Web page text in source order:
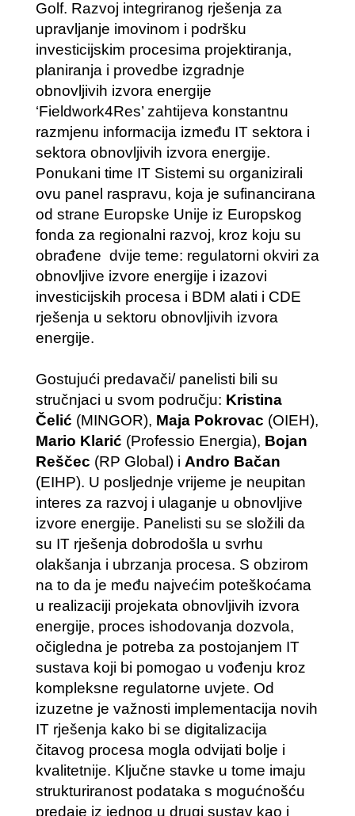
Golf. Razvoj integriranog rješenja za
upravljanje imovinom i podršku
investicijskim procesima projektiranja,
planiranja i provedbe izgradnje
obnovljivih izvora energije
‘Fieldwork4Res’ zahtijeva konstantnu
razmjenu informacija između IT sektora i
sektora obnovljivih izvora energije.
Ponukani time IT Sistemi su organizirali
ovu panel raspravu, koja je sufinancirana
od strane Europske Unije iz Europskog
fonda za regionalni razvoj, kroz koju su
obrađene dvije teme: regulatorni okviri za
obnovljive izvore energije i izazovi
investicijskih procesa i BDM alati i CDE
rješenja u sektoru obnovljivih izvora
energije.
Gostujući predavači/ panelisti bili su
stručnjaci u svom području: Kristina
Čelić (MINGOR), Maja Pokrovac (OIEH),
Mario Klarić (Professio Energia), Bojan
Reščec (RP Global) i Andro Bačan
(EIHP). U posljednje vrijeme je neupitan
interes za razvoj i ulaganje u obnovljive
izvore energije. Panelisti su se složili da
su IT rješenja dobrodošla u svrhu
olakšanja i ubrzanja procesa. S obzirom
na to da je među najvećim poteškoćama
u realizaciji projekata obnovljivih izvora
energije, proces ishodovanja dozvola,
očigledna je potreba za postojanjem IT
sustava koji bi pomogao u vođenju kroz
kompleksne regulatorne uvjete. Od
izuzetne je važnosti implementacija novih
IT rješenja kako bi se digitalizacija
čitavog procesa mogla odvijati bolje i
kvalitetnije. Ključne stavke u tome imaju
strukturiranost podataka s mogućnošću
predaje iz jednog u drugi sustav kao i